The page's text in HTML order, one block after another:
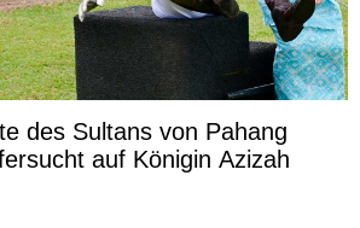
des Sultans von Pahang
auf Königin Azizah